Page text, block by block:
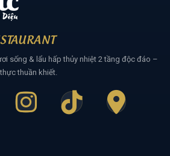
sống & lẩu hấp thủy nhiệt 2 tầng độc đáo –
thuần khiết.